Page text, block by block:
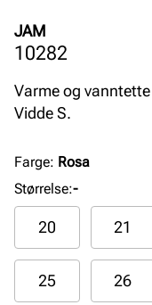
JAM
10282
Varme og
Vidde S.
Farge: Rosa
Størrelse:-
20 21
25 26